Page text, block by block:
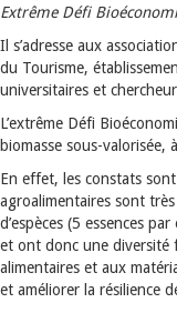
Extrême Défi
Il s’adresse aux
du Tourisme,
universitaires et
L’extrême Défi
biomasse sous-valorisée,
En effet, les constats
agroalimentaires sont
d’espèces (5 essences
et ont donc une diversité
alimentaires et aux
et améliorer la résilience